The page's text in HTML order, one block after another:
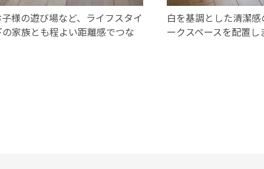
様の遊び場など、ライフスタイ
家族とも程よい距離感でつな
白を基調とした清潔
ークスペースを配置し